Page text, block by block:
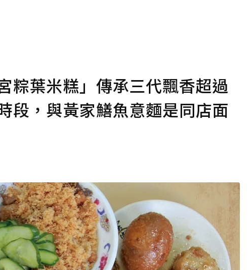
粽葉米糕」傳承三代飄香超過
段，與黃家鱔魚意麵是同店面